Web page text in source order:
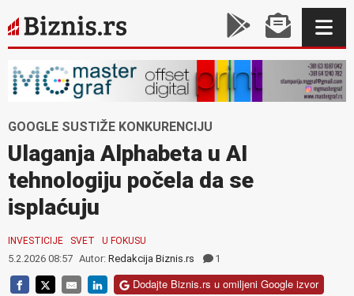
GOOGLE SUSTIŽE KONKURENCIJU
Ulaganja Alphabeta u AI
tehnologiju počela da se
isplaćuju
INVESTICIJE SVET U FOKUSU
5.2.2026 08:57 Autor: Redakcija Biznis.rs 1
Dodajte Biznis.rs u omiljeni Google izvor